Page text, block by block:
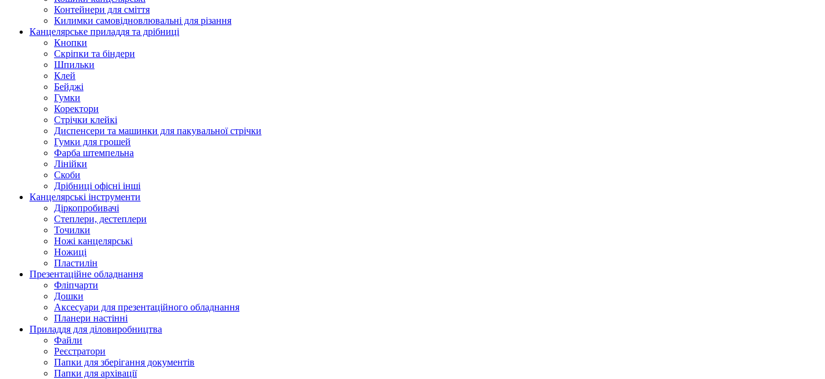
Контейнери для сміття
Килимки самовідновлювальні для різання
Канцелярське приладдя та дрібниці
Кнопки
Скріпки та біндери
Шпильки
Клей
Бейджі
Гумки
Коректори
Стрічки клейкі
Диспенсери та машинки для пакувальної стрічки
Гумки для грошей
Фарба штемпельна
Лінійки
Скоби
Дрібниці офісні інші
Канцелярські інструменти
Діркопробивачі
Степлери, дестеплери
Точилки
Ножі канцелярські
Ножиці
Пластилін
Презентаційне обладнання
Фліпчарти
Дошки
Аксесуари для презентаційного обладнання
Планери настінні
Приладдя для діловиробництва
Файли
Реєстратори
Папки для зберігання документів
Папки для архівації